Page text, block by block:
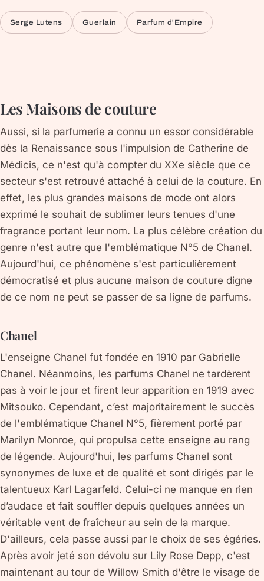
Serge Lutens Guerlain Parfum d'Empire
Les Maisons de couture
Aussi, si la parfumerie a connu un essor considérable
dès la Renaissance sous l'impulsion de Catherine de
Médicis, ce n'est qu'à compter du XXe siècle que ce
secteur s'est retrouvé attaché à celui de la couture. En
effet, les plus grandes maisons de mode ont alors
exprimé le souhait de sublimer leurs tenues d'une
fragrance portant leur nom. La plus célèbre création du
genre n'est autre que l'emblématique N°5 de Chanel.
Aujourd'hui, ce phénomène s'est particulièrement
démocratisé et plus aucune maison de couture digne
de ce nom ne peut se passer de sa ligne de parfums.
Chanel
L'enseigne Chanel fut fondée en 1910 par Gabrielle
Chanel. Néanmoins, les parfums Chanel ne tardèrent
pas à voir le jour et firent leur apparition en 1919 avec
Mitsouko. Cependant, c’est majoritairement le succès
de l'emblématique Chanel N°5, fièrement porté par
Marilyn Monroe, qui propulsa cette enseigne au rang
de légende. Aujourd'hui, les parfums Chanel sont
synonymes de luxe et de qualité et sont dirigés par le
talentueux Karl Lagarfeld. Celui-ci ne manque en rien
d’audace et fait souffler depuis quelques années un
véritable vent de fraîcheur au sein de la marque.
D'ailleurs, cela passe aussi par le choix de ses égéries.
Après avoir jeté son dévolu sur Lily Rose Depp, c'est
maintenant au tour de Willow Smith d'être le visage de